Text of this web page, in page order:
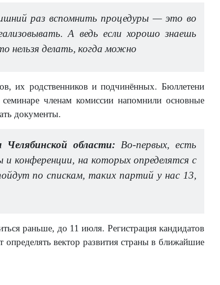
раз вспомнить процедуры — это во
А ведь если хорошо знаешь
нельзя делать, когда можно
их родственников и подчинённых. Бюллетени
членам комиссии напомнили основные
документы.
Челябинской области: Во-первых, есть
конференции, на которых определятся с
по спискам, таких партий у нас 13,
раньше, до 11 июля. Регистрация кандидатов
вектор развития страны в ближайшие